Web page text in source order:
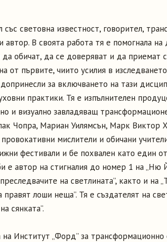
световна известност, говорител,
В своята работа тя е помогнала
обичат, да се доверяват и да приемат
от първите, чиито усилия в
за включването на тази
практики. Тя е изпълнителен
и визуално завладяващ
Чопра, Мариан Уилямсън, Марк Виктор
мислители и обичани
фестивали и бе похвален като един
е автор на стигналия до номер 1 на „Ню
на светлината”, както и на
лоши неща”. Тя е създателят на
сянката”.
Институт „Форд” за трансформационно